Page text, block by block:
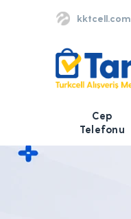
kktcell.com
Cep
Telefonu